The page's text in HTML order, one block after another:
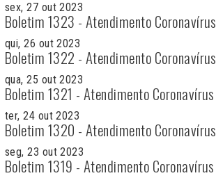
sex, 27 out 2023
Boletim 1323 - Atendimento Coronavírus
qui, 26 out 2023
Boletim 1322 - Atendimento Coronavírus
qua, 25 out 2023
Boletim 1321 - Atendimento Coronavírus
ter, 24 out 2023
Boletim 1320 - Atendimento Coronavírus
seg, 23 out 2023
Boletim 1319 - Atendimento Coronavírus